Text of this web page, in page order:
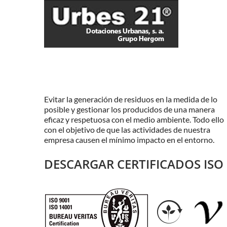
Evitar la generación de residuos en la medida de lo
posible y gestionar los producidos de una manera
eficaz y respetuosa con el medio ambiente. Todo ello
con el objetivo de que las actividades de nuestra
empresa causen el mínimo impacto en el entorno.
DESCARGAR CERTIFICADOS ISO